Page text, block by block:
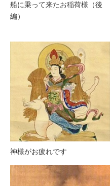
船に乗って来たお稲荷様（後
編）
神様がお疲れです